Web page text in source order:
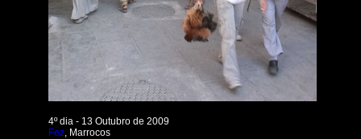
4º dia - 13 Outubro de 2009
Fez, Marrocos